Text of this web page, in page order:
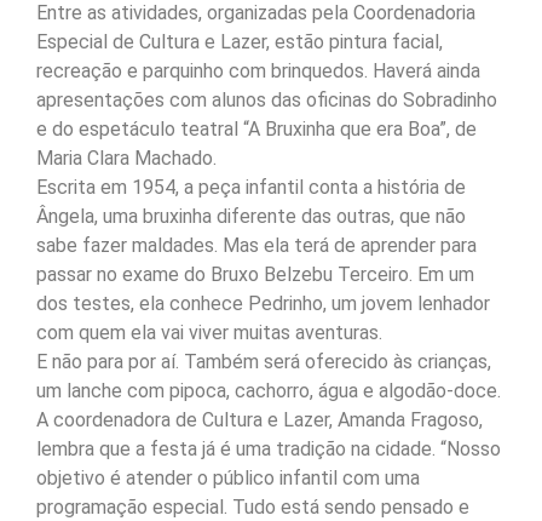
Entre as atividades, organizadas pela Coordenadoria
Especial de Cultura e Lazer, estão pintura facial,
recreação e parquinho com brinquedos. Haverá ainda
apresentações com alunos das oficinas do Sobradinho
e do espetáculo teatral “A Bruxinha que era Boa”, de
Maria Clara Machado.
Escrita em 1954, a peça infantil conta a história de
Ângela, uma bruxinha diferente das outras, que não
sabe fazer maldades. Mas ela terá de aprender para
passar no exame do Bruxo Belzebu Terceiro. Em um
dos testes, ela conhece Pedrinho, um jovem lenhador
com quem ela vai viver muitas aventuras.
E não para por aí. Também será oferecido às crianças,
um lanche com pipoca, cachorro, água e algodão-doce.
A coordenadora de Cultura e Lazer, Amanda Fragoso,
lembra que a festa já é uma tradição na cidade. “Nosso
objetivo é atender o público infantil com uma
programação especial. Tudo está sendo pensado e